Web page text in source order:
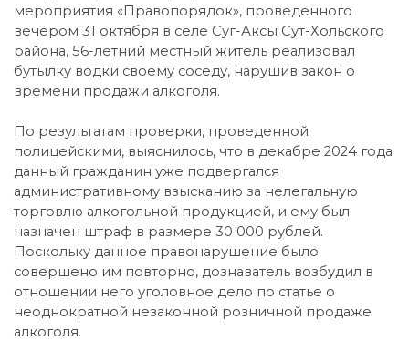
мероприятия «Правопорядок», проведенного
вечером 31 октября в селе Суг-Аксы Сут-Хольского
района, 56-летний местный житель реализовал
бутылку водки своему соседу, нарушив закон о
времени продажи алкоголя.
По результатам проверки, проведенной
полицейскими, выяснилось, что в декабре 2024 года
данный гражданин уже подвергался
административному взысканию за нелегальную
торговлю алкогольной продукцией, и ему был
назначен штраф в размере 30 000 рублей.
Поскольку данное правонарушение было
совершено им повторно, дознаватель возбудил в
отношении него уголовное дело по статье о
неоднократной незаконной розничной продаже
алкоголя.